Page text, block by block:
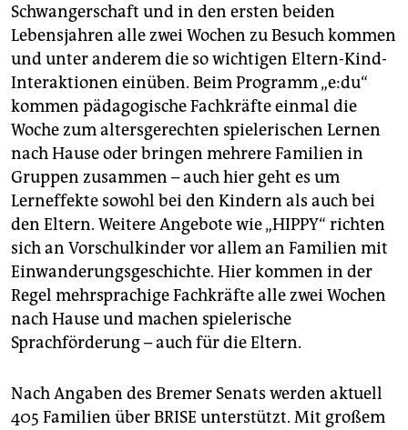
Schwangerschaft und in den ersten beiden
Lebensjahren alle zwei Wochen zu Besuch kommen
und unter anderem die so wichtigen Eltern-Kind-
Interaktionen einüben. Beim Programm „e:du“
kommen pädagogische Fachkräfte einmal die
Woche zum altersgerechten spielerischen Lernen
nach Hause oder bringen mehrere Familien in
Gruppen zusammen – auch hier geht es um
Lerneffekte sowohl bei den Kindern als auch bei
den Eltern. Weitere Angebote wie „HIPPY“ richten
sich an Vorschulkinder vor allem an Familien mit
Einwanderungsgeschichte. Hier kommen in der
Regel mehrsprachige Fachkräfte alle zwei Wochen
nach Hause und machen spielerische
Sprachförderung – auch für die Eltern.
Nach Angaben des Bremer Senats werden aktuell
405 Familien über BRISE unterstützt. Mit großem